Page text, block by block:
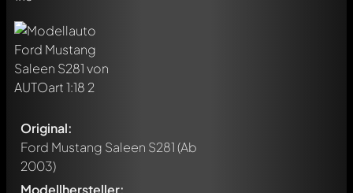
Original:
Ford Mustang Saleen S281(Ab
2003)
Modellhersteller: